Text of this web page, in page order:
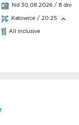
Nd 30.08.2026 / 8 dni
Katowice / 20:25
All inclusive